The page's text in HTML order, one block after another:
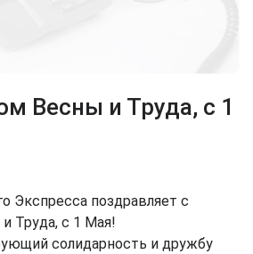
Весны и Труда, с 1
Экспресса поздравляет с
Труда, с 1 Мая!
солидарность и дружбу